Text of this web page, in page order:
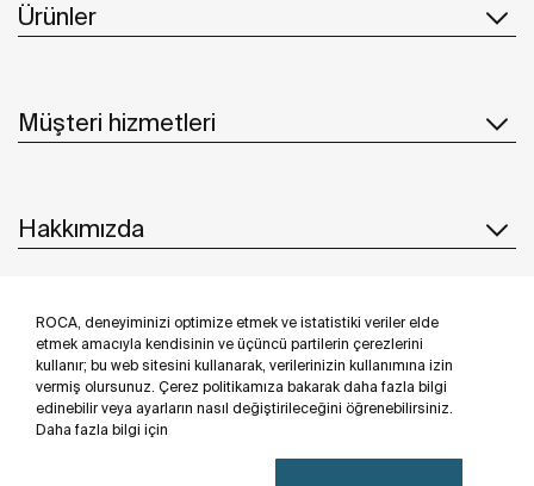
ROCA, deneyiminizi optimize etmek ve istatistiki veriler elde
etmek amacıyla kendisinin ve üçüncü partilerin çerezlerini
kullanır; bu web sitesini kullanarak, verilerinizin kullanımına izin
vermiş olursunuz. Çerez politikamıza bakarak daha fazla bilgi
edinebilir veya ayarların nasıl değiştirileceğini öğrenebilirsiniz.
Daha fazla bilgi için
Ürünler
Müşteri hizmetleri
Hakkımızda
İlham & Fikirler
Bizi takip edin